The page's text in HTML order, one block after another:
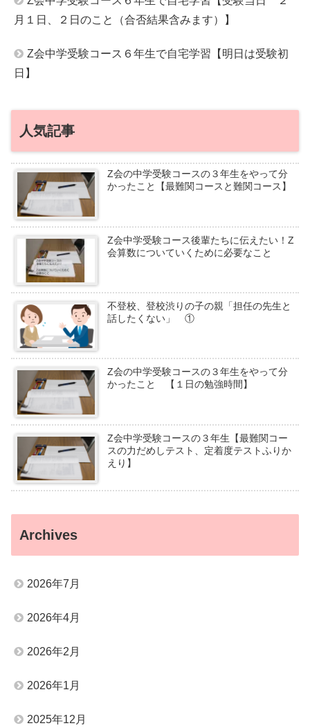
月１日、２日のこと（合否結果含みます）】
Z会中学受験コース６年生で自宅学習【明日は受験初
日】
人気記事
Z会の中学受験コースの３年生をやって分
かったこと【最難関コースと難関コース】
Z会中学受験コース後輩たちに伝えたい！Z
会算数についていくために必要なこと
不登校、登校渋りの子の親「担任の先生と
話したくない」 ①
Z会の中学受験コースの３年生をやって分
かったこと 【１日の勉強時間】
Z会中学受験コースの３年生【最難関コー
スの力だめしテスト、定着度テストふりか
えり】
Archives
2026年7月
2026年4月
2026年2月
2026年1月
2025年12月